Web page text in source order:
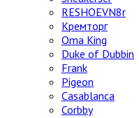
RESHOEVN8r
Кремторг
Oma King
Duke of Dubbin
Frank
Pigeon
Casablanca
Corbby